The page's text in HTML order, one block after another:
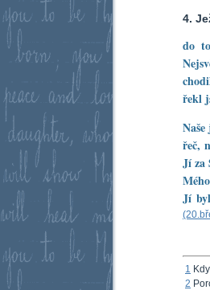
4.
do
řekl
řeč,
Jí za
Jí
1
2